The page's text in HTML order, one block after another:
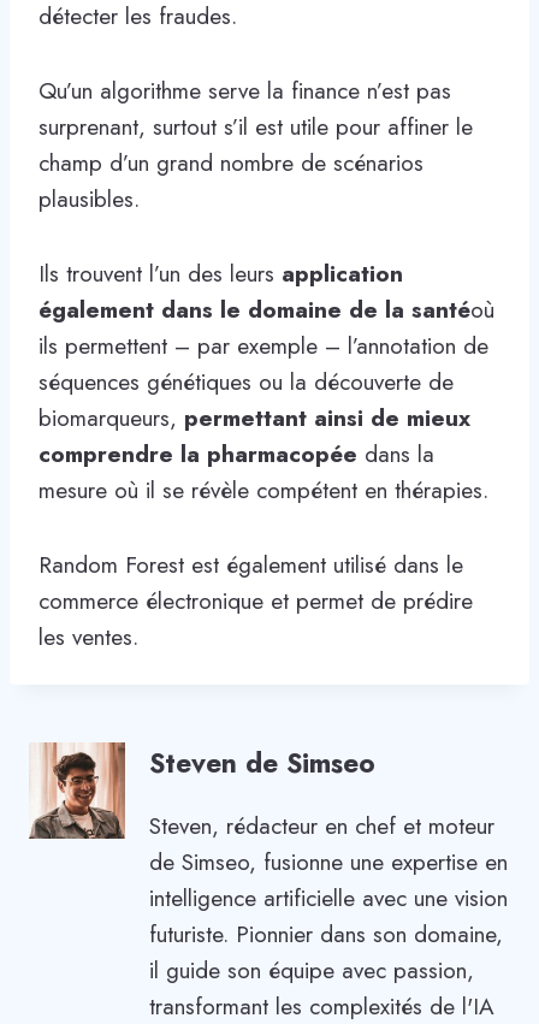
détecter les fraudes.
Qu’un algorithme serve la finance n’est pas
surprenant, surtout s’il est utile pour affiner le
champ d’un grand nombre de scénarios
plausibles.
Ils trouvent l’un des leurs application
également dans le domaine de la santéoù
ils permettent – ​​par exemple – l’annotation de
séquences génétiques ou la découverte de
biomarqueurs, permettant ainsi de mieux
comprendre la pharmacopée dans la
mesure où il se révèle compétent en thérapies.
Random Forest est également utilisé dans le
commerce électronique et permet de prédire
les ventes.
Steven de Simseo
Steven, rédacteur en chef et moteur
de Simseo, fusionne une expertise en
intelligence artificielle avec une vision
futuriste. Pionnier dans son domaine,
il guide son équipe avec passion,
transformant les complexités de l'IA